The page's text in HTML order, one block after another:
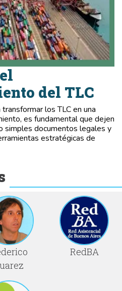
del TLC
los TLC en una
es fundamental que dejen
simples documentos legales y
estratégicas de
RedBA